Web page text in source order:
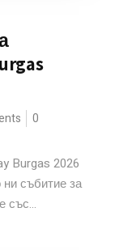
0
Burgas 2026
събитие за
със...